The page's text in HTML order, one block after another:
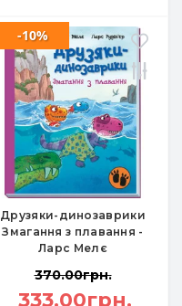
Друзяки-динозаврики
Змагання з плавання -
Ларс Мелє
-10%
370.00грн.
333.00грн.